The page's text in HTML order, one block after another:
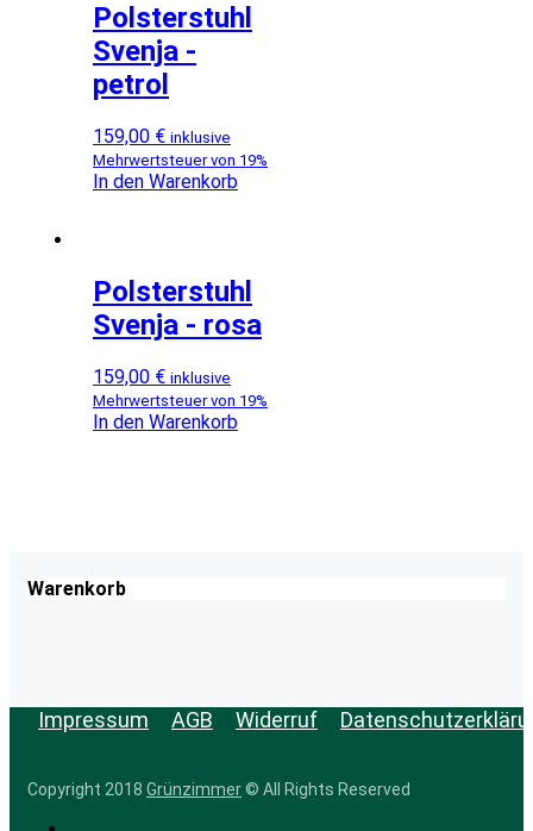
Polsterstuhl
Svenja -
petrol
159,00 € inklusive
Mehrwertsteuer von 19%
In den Warenkorb
Polsterstuhl
Svenja - rosa
159,00 € inklusive
Mehrwertsteuer von 19%
In den Warenkorb
Warenkorb
Impressum AGB Widerruf
Copyright 2018 Grünzimmer© All Rights Reserved